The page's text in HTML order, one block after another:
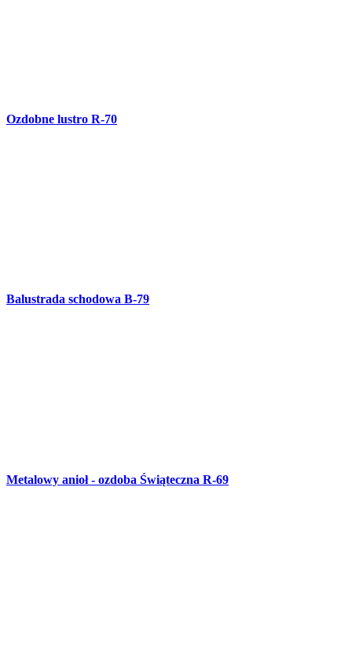
Metalowy anioł - ozdoba Świąteczna R-69
Metalowy anioł - ozdoba Świąteczna R-68
Metalowa fontanna R-67